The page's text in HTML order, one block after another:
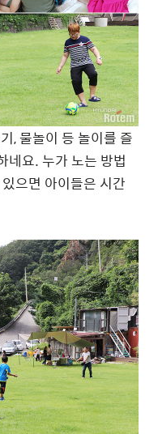
, 물놀이 등 놀이를 즐
네요. 누가 노는 방법
으면 아이들은 시간